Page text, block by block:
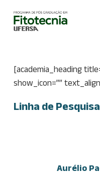
main
[academia_heading
show_icon=””
Linha de
Aurélio